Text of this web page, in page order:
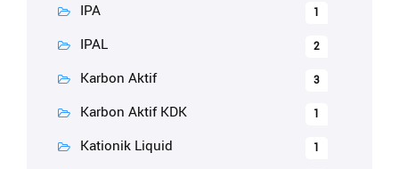
IPA 1
IPAL 2
Karbon Aktif 3
Karbon Aktif KDK 1
Kationik Liquid 1